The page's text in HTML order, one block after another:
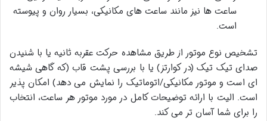
ساعت ها نیز مانند ساعت های مکانیکی، بسیار روان و پیوسته
است.
تشخیص نوع موتور از طریق مشاهده حرکت عقربه ثانیه یا با شنیدن
صدای تیک تیک (در کوارتز) یا با بررسی پشت قاب (که گاهی شیشه
ای است و موتور مکانیکی/اتوماتیک را نمایش می دهد) امکان پذیر
است. الیت با ارائه توضیحات کامل در مورد موتور هر ساعت، انتخاب
را برای شما آسان تر می کند.